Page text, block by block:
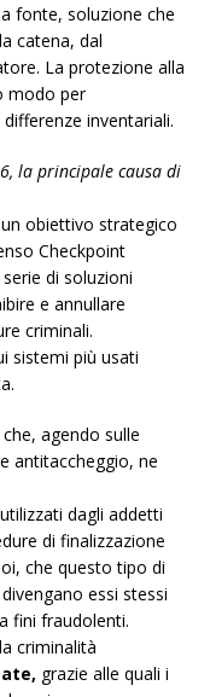
fonte, soluzione che
catena, dal
La protezione alla
modo per
inventariali.
la principale causa di
obiettivo strategico
Checkpoint
di soluzioni
e annullare
criminali.
sistemi più usati
agendo sulle
antitaccheggio, ne
dagli addetti
di finalizzazione
che questo tipo di
essi stessi
fini fraudolenti.
criminalità
grazie alle quali i